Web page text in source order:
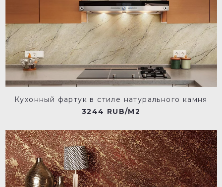
Кухонный фартук в стиле натурального камня
3244 RUB/M2